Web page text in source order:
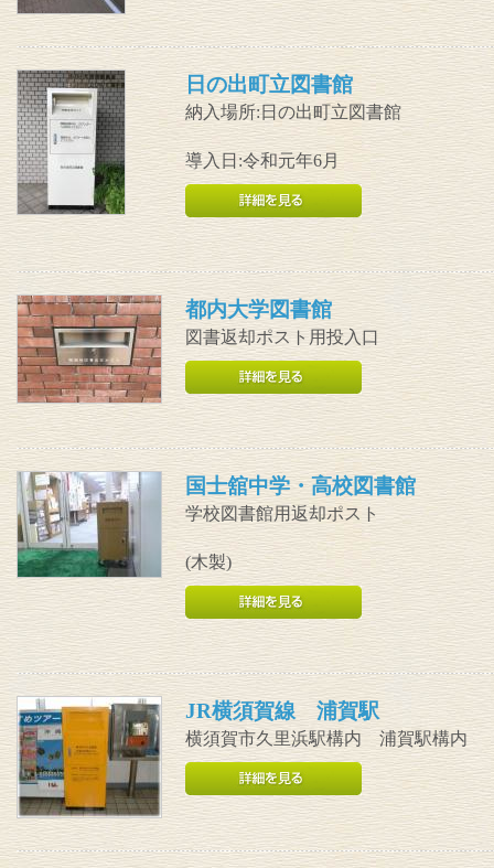
日の出町立図書館
納入場所:日の出町立図書館
導入日:令和元年6月
都内大学図書館
図書返却ポスト用投入口
国士舘中学・高校図書館
学校図書館用返却ポスト
(木製)
JR横須賀線 浦賀駅
横須賀市久里浜駅構内 浦賀駅構内